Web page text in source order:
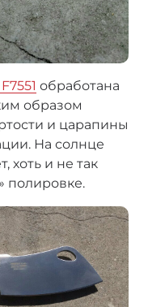
обработана
образом
и царапины
На солнце
хоть и не так
полировке.